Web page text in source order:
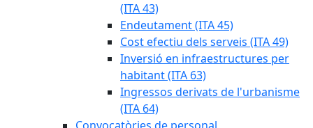
(ITA 43)
Endeutament (ITA 45)
Cost efectiu dels serveis (ITA 49)
Inversió en infraestructures per
habitant (ITA 63)
Ingressos derivats de l'urbanisme
(ITA 64)